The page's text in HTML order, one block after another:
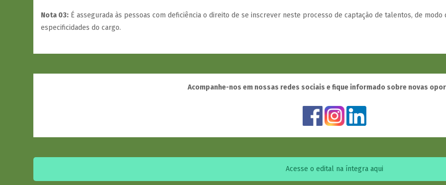
Nota 03: É assegurada às pessoas com deficiência o direito de se inscrever neste processo de captação de talentos, de
especificidades do cargo.
Acompanhe-nos em nossas redes sociais e fique informado sobre novas
Acesse o edital na íntegra aqui